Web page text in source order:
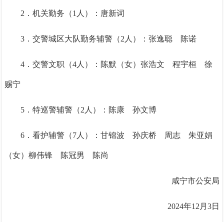
2．机关勤务（1人）： 唐新词
3．交警城区大队勤务辅警（2人）：张逸聪 陈诺
4．交警文职（4人）： 陈默（女）张浩文 程宇桓 徐
赐宁
5．特巡警辅警（2人）： 陈康 孙文博
6．看护辅警（7人）：甘锦波 孙庆桥 周志 朱亚娟
（女）柳伟锋 陈冠男 陈尚
咸宁市公安局
2024年12月3日